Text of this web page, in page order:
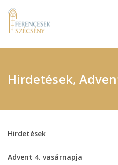
Hirdetések,
Hirdetések
Advent 4. vasárnapja